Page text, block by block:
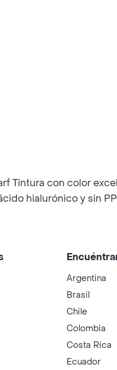
Tintura con color
hialurónico y sin
Argentina
Brasil
Chile
Colombia
Costa Rica
Ecuador